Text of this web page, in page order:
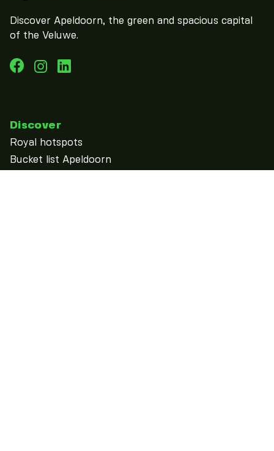
Discover Apeldoorn, the green and spacious capital
of the Veluwe.
Discover
Royal hotspots
Bucket list Apeldoorn